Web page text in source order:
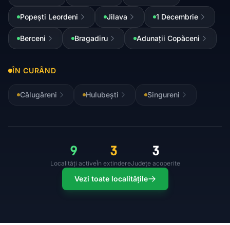
Popești Leordeni Jilava 1 Decembrie
Berceni Bragadiru Adunații Copăceni
ÎN CURÂND
Călugăreni Hulubești Singureni
9
Localități active
3
În extindere
3
Județe acoperite
Vezi toate localitățile